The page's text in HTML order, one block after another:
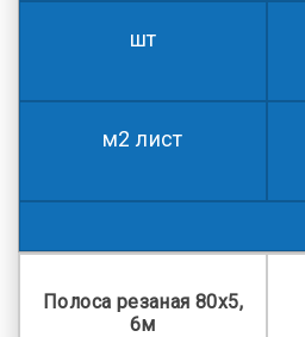
шт
м2 лист
Полоса резаная 80х5,
6м